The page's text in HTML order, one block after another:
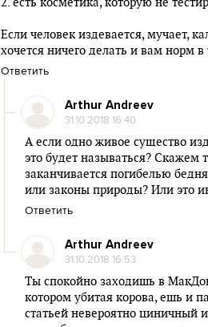
2. есть косметика, которую не
Если человек издевается, мучает,
хочется ничего делать и вам норм
Ответить
Arthur Andreev
31.10.2018 16:40
А если одно живое существо
это будет называться? Скажем
заканчивается погибелью
или законы природы? Или это
Ответить
Arthur Andreev
31.10.2018 16:53
Ты спокойно заходишь в
котором убитая корова, ешь и
статьей невероятно циничный